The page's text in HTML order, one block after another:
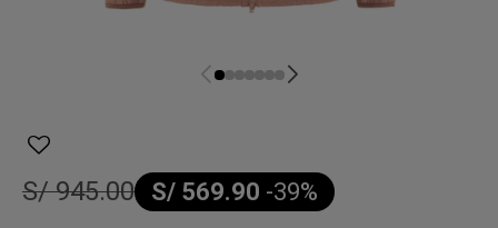
S/ 569.90 -39
S/ 945.00